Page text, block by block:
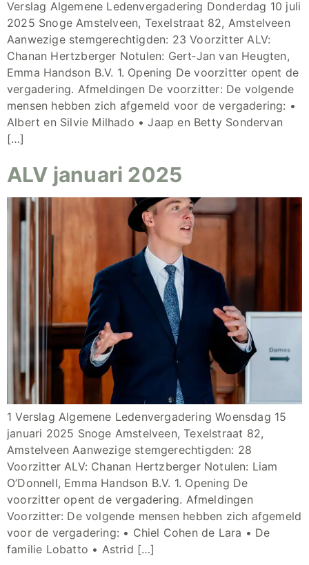
Verslag Algemene Ledenvergadering Donderdag 10 juli
2025 Snoge Amstelveen, Texelstraat 82, Amstelveen
Aanwezige stemgerechtigden: 23 Voorzitter ALV:
Chanan Hertzberger Notulen: Gert‑Jan van Heugten,
Emma Handson B.V. 1. Opening De voorzitter opent de
vergadering. Afmeldingen De voorzitter: De volgende
mensen hebben zich afgemeld voor de vergadering: •
Albert en Silvie Milhado • Jaap en Betty Sondervan
[…]
ALV januari 2025
1 Verslag Algemene Ledenvergadering Woensdag 15
januari 2025 Snoge Amstelveen, Texelstraat 82,
Amstelveen Aanwezige stemgerechtigden: 28
Voorzitter ALV: Chanan Hertzberger Notulen: Liam
O’Donnell, Emma Handson B.V. 1. Opening De
voorzitter opent de vergadering. Afmeldingen
Voorzitter: De volgende mensen hebben zich afgemeld
voor de vergadering: • Chiel Cohen de Lara • De
familie Lobatto • Astrid […]